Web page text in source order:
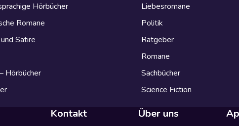
Hörbücher
Romane
Satire
Hörbücher
Liebesromane
Politik
Ratgeber
Romane
Sachbücher
Science Fiction
Kontakt Über uns